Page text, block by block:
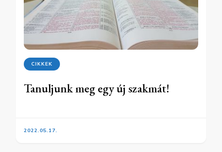
CIKKEK
Tanuljunk meg egy új szakmát!
2022.05.17.